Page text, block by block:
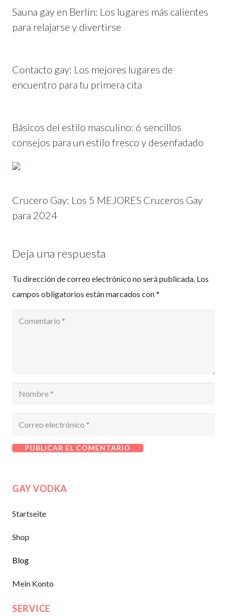
Sauna gay en Berlín: Los lugares más calientes
para relajarse y divertirse
Contacto gay: Los mejores lugares de
encuentro para tu primera cita
Básicos del estilo masculino: 6 sencillos
consejos para un estilo fresco y desenfadado
Crucero Gay: Los 5 MEJORES Cruceros Gay
para 2024
Deja una respuesta
Tu dirección de correo electrónico no será publicada. Los
campos obligatorios están marcados con*
PUBLICAR EL COMENTARIO
GAY VODKA
Startseite
Shop
Blog
Mein Konto
SERVICE